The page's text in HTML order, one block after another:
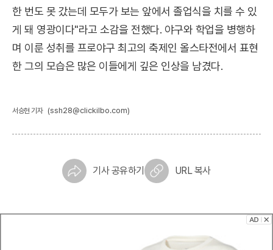
한 번도 못 갔는데 모두가 보는 앞에서 졸업식을 치를 수 있
게 돼 영광이다"라고 소감을 전했다. 야구와 학업을 병행하
며 이룬 성취를 프로야구 최고의 축제인 올스타전에서 표현
한 그의 모습은 많은 이들에게 깊은 인상을 남겼다.
서승현 기자 (ssh28@clickilbo.com)
기사 공유하기 URL 복사